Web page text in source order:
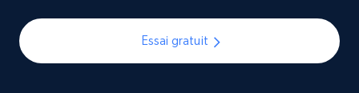
Essai gratuit